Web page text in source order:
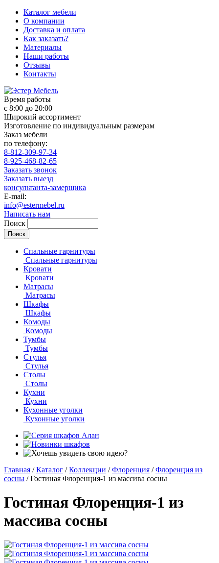
Каталог мебели
О компании
Доставка и оплата
Как заказать?
Материалы
Наши работы
Отзывы
Контакты
Время работы
с 8:00 до 20:00
Широкий ассортимент
Изготовление по индивидуальным размерам
Заказ мебели
по телефону:
8-812-309-97-34
8-925-468-82-65
Заказать звонок
Заказать выезд
консультанта-замерщика
E-mail:
info@estermebel.ru
Написать нам
Поиск
Спальные гарнитуры
Спальные гарнитуры
Кровати
Кровати
Матрасы
Матрасы
Шкафы
Шкафы
Комоды
Комоды
Тумбы
Тумбы
Стулья
Стулья
Столы
Столы
Кухни
Кухни
Кухонные уголки
Кухонные уголки
Главная / Каталог / Коллекции / Флоренция / Флоренция из
сосны / Гостиная Флоренция-1 из массива сосны
Гостиная Флоренция-1 из
массива сосны